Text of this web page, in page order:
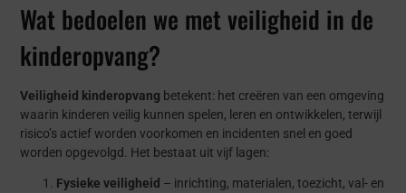
Wat bedoelen we met veiligheid in de
kinderopvang?
Veiligheid kinderopvang betekent: het creëren van een omgeving
waarin kinderen veilig kunnen spelen, leren en ontwikkelen, terwijl
risico’s actief worden voorkomen en incidenten snel en goed
worden opgevolgd. Het bestaat uit vijf lagen:
Fysieke veiligheid – inrichting, materialen, toezicht, val- en